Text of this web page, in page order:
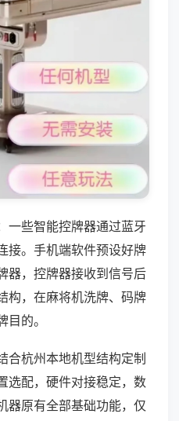
一些智能控牌器通过蓝牙
接。手机端软件预设好牌
器，控牌器接收到信号后
构，在麻将机洗牌、码牌
的。
合杭州本地机型结构定制
选配，硬件对接稳定，数
器原有全部基础功能，仅